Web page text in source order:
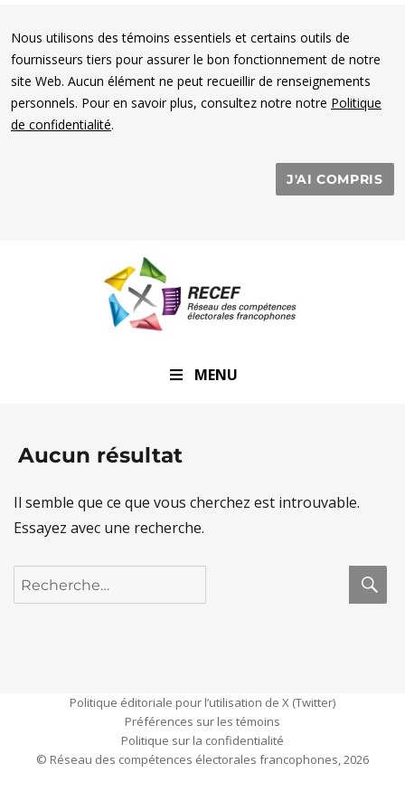
Nous utilisons des témoins essentiels et certains outils de
fournisseurs tiers pour assurer le bon fonctionnement de notre
site Web. Aucun élément ne peut recueillir de renseignements
personnels. Pour en savoir plus, consultez notre notre Politique
de confidentialité.
J'AI COMPRIS
Aucun résultat
Il semble que ce que vous cherchez est introuvable.
Essayez avec une recherche.
Recherche
pour :
MENU
Politique éditoriale pour l’utilisation de X (Twitter)
Préférences sur les témoins
Politique sur la confidentialité
© Réseau des compétences électorales francophones, 2026